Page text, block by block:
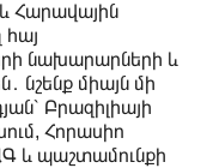
և Հարավային
հայ
նախարարների և
նշենք միայն մի
Բրազիլիայի
Հորասիո
և պաշտամունքի